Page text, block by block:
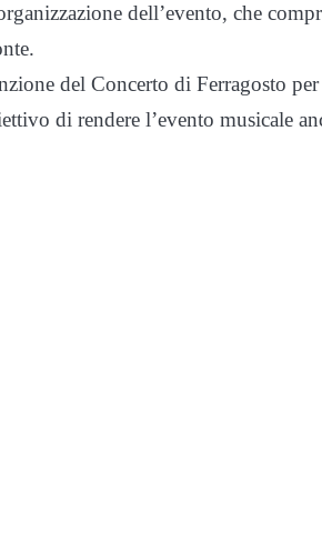
dell’evento, che
del Concerto di Ferragosto
di rendere l’evento musicale